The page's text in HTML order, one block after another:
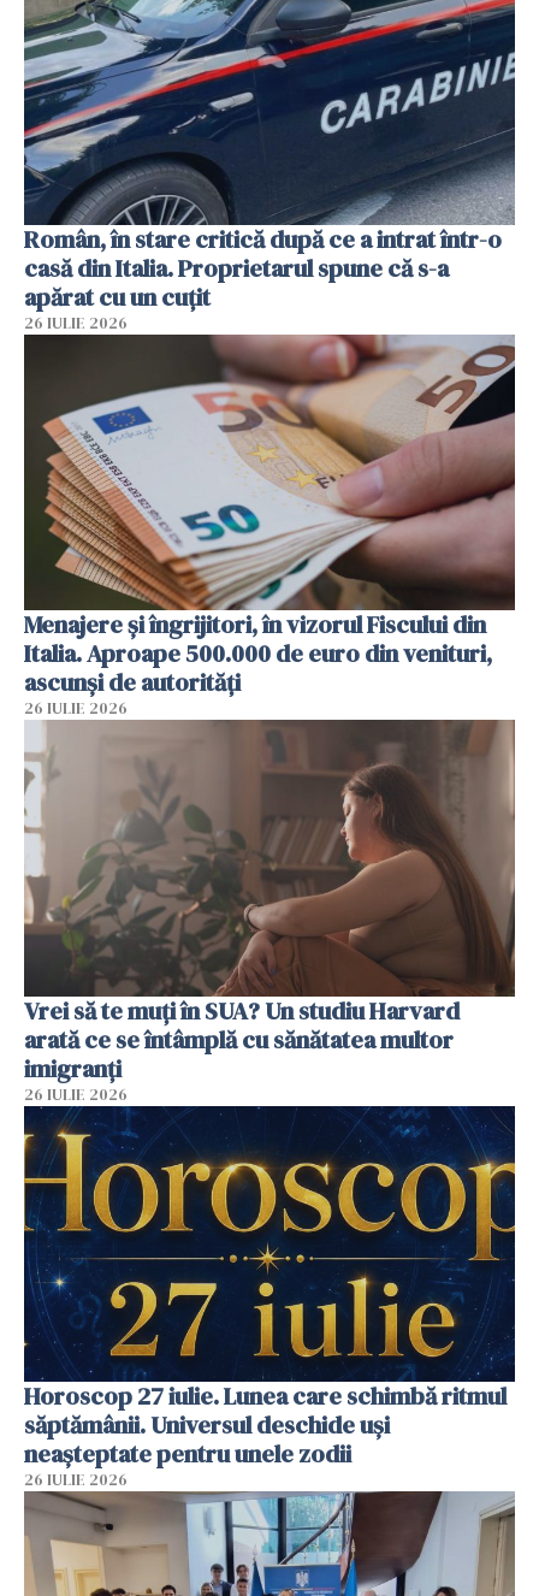
Român, în stare critică după ce a intrat într-o
casă din Italia. Proprietarul spune că s-a
apărat cu un cuțit
26 IULIE 2026
Menajere și îngrijitori, în vizorul Fiscului din
Italia. Aproape 500.000 de euro din venituri,
ascunși de autorități
26 IULIE 2026
Vrei să te muți în SUA? Un studiu Harvard
arată ce se întâmplă cu sănătatea multor
imigranți
26 IULIE 2026
Horoscop 27 iulie. Lunea care schimbă ritmul
săptămânii. Universul deschide uși
neașteptate pentru unele zodii
26 IULIE 2026